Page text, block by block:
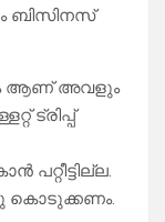
ബിസിനസ്‌
ആണ് അവളും
ട്രിപ്പ്
കൊടുക്കണം.